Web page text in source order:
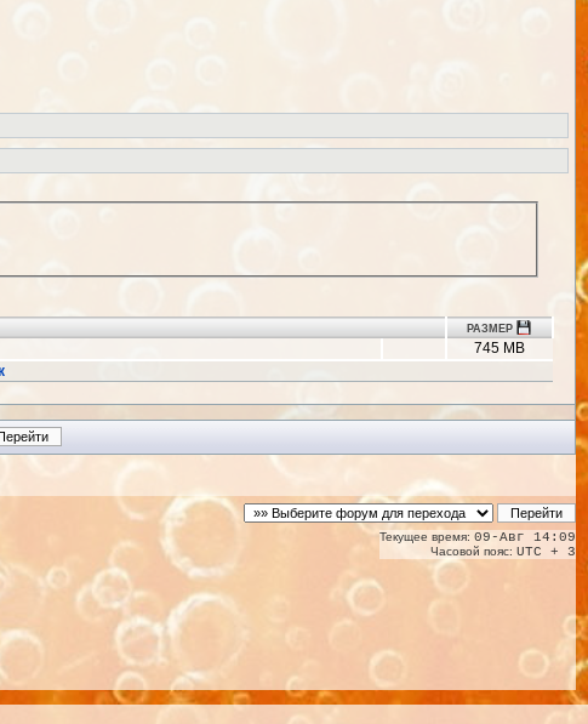
РАЗМЕР
745 MB
Текущее время: 09-Авг 14:09
Часовой пояс: UTC + 3